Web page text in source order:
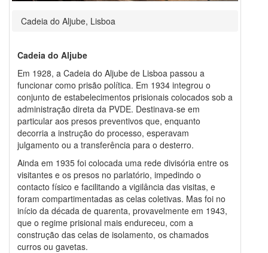
Cadeia do Aljube, Lisboa
Cadeia do Aljube
Em 1928, a Cadeia do Aljube de Lisboa passou a
funcionar como prisão política. Em 1934 integrou o
conjunto de estabelecimentos prisionais colocados sob a
administração direta da PVDE. Destinava-se em
particular aos presos preventivos que, enquanto
decorria a instrução do processo, esperavam
julgamento ou a transferência para o desterro.
Ainda em 1935 foi colocada uma rede divisória entre os
visitantes e os presos no parlatório, impedindo o
contacto físico e facilitando a vigilância das visitas, e
foram compartimentadas as celas coletivas. Mas foi no
início da década de quarenta, provavelmente em 1943,
que o regime prisional mais endureceu, com a
construção das celas de isolamento, os chamados
curros ou gavetas.